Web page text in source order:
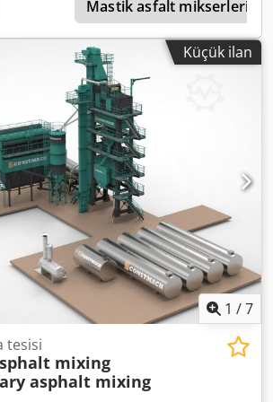
Mastik asfalt mikserleri
Küçük ilan
1 /7
tesisi
mixing
asphalt mixing